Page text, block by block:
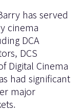
has served
cinema
DCA
DCS
Digital Cinema
had significant
major